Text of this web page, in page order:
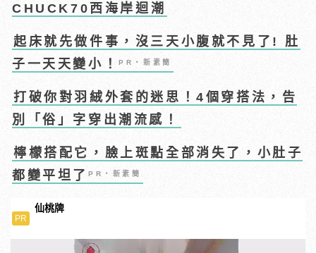
CHUCK70西海岸迴潮
起床就先做件事，沒三天小腹就不見了! 肚
子一天天變小！PR・新素簡
打破你對羽絨外套的迷思！4個穿搭法，告
別「俗」字穿出潮流感！
檸檬搭配它，臉上斑點全部消失了，小肚子
都變平坦了 PR・新素簡
PR
仙桃牌